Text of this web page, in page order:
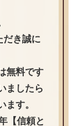
だき誠に
無料です
ましたら
す。
【信頼と